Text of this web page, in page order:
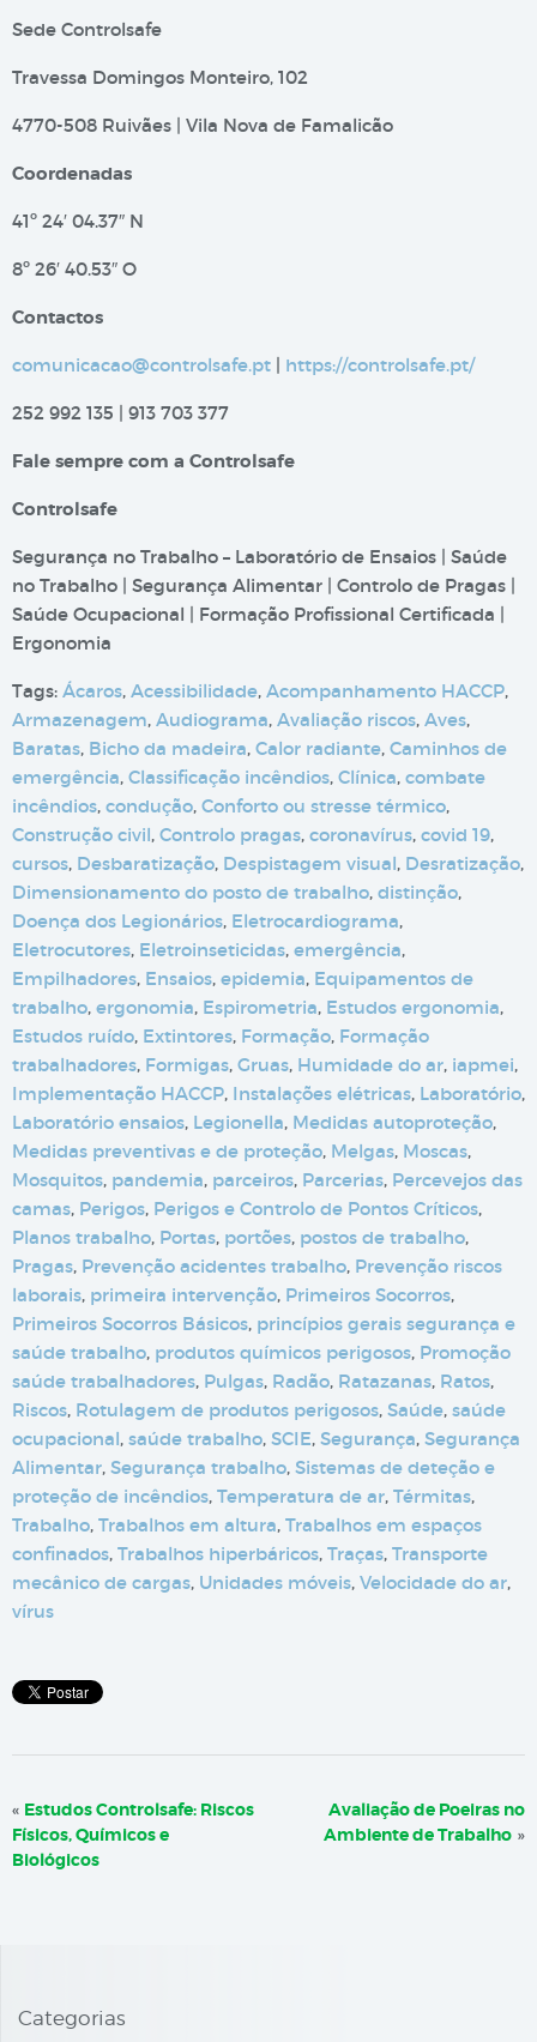
Sede Controlsafe
Travessa Domingos Monteiro, 102
4770-508 Ruivães | Vila Nova de Famalicão
Coordenadas
41º 24′ 04.37″ N
8º 26′ 40.53″ O
Contactos
comunicacao@controlsafe.pt https://controlsafe.pt/
252 992 135 | 913 703 377
Fale sempre com a Controlsafe
Controlsafe
Segurança no Trabalho – Laboratório de Ensaios | Saúde
no Trabalho | Segurança Alimentar | Controlo de Pragas |
Saúde Ocupacional | Formação Profissional Certificada |
Ergonomia
Tags: Ácaros, Acessibilidade, Acompanhamento HACCP,
Armazenagem, Audiograma, Avaliação riscos, Aves,
Baratas, Bicho da madeira, Calor radiante, Caminhos de
emergência, Classificação incêndios, Clínica, combate
incêndios, condução, Conforto ou stresse térmico,
Construção civil, Controlo pragas, coronavírus, covid 19,
cursos, Desbaratização, Despistagem visual, Desratização,
Dimensionamento do posto de trabalho, distinção,
Doença dos Legionários, Eletrocardiograma,
Eletrocutores, Eletroinseticidas, emergência,
Empilhadores, Ensaios, epidemia, Equipamentos de
trabalho, ergonomia, Espirometria, Estudos ergonomia,
Estudos ruído, Extintores, Formação, Formação
trabalhadores, Formigas, Gruas, Humidade do ar, iapmei,
Implementação HACCP, Instalações elétricas, Laboratório,
Laboratório ensaios, Legionella, Medidas autoproteção,
Medidas preventivas e de proteção, Melgas, Moscas,
Mosquitos, pandemia, parceiros, Parcerias, Percevejos das
camas, Perigos, Perigos e Controlo de Pontos Críticos,
Planos trabalho, Portas, portões, postos de trabalho,
Pragas, Prevenção acidentes trabalho, Prevenção riscos
laborais, primeira intervenção, Primeiros Socorros,
Primeiros Socorros Básicos, princípios gerais segurança e
saúde trabalho, produtos químicos perigosos, Promoção
saúde trabalhadores, Pulgas, Radão, Ratazanas, Ratos,
Riscos, Rotulagem de produtos perigosos, Saúde, saúde
ocupacional, saúde trabalho, SCIE, Segurança, Segurança
Alimentar, Segurança trabalho, Sistemas de deteção e
proteção de incêndios, Temperatura de ar, Térmitas,
Trabalho, Trabalhos em altura, Trabalhos em espaços
confinados, Trabalhos hiperbáricos, Traças, Transporte
mecânico de cargas, Unidades móveis, Velocidade do ar,
vírus
« Estudos Controlsafe: Riscos
Físicos, Químicos e
Biológicos
Avaliação de Poeiras no
Ambiente de Trabalho »
Categorias